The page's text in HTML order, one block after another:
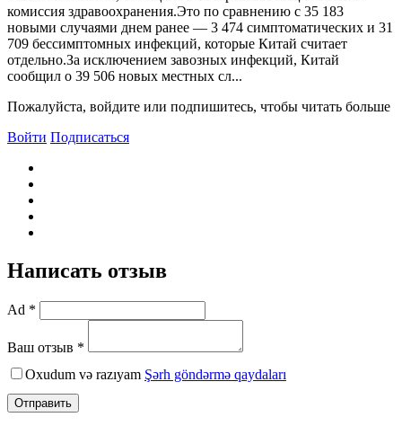
комиссия здравоохранения.Это по сравнению с 35 183
новыми случаями днем ​​ранее — 3 474 симптоматических и 31
709 бессимптомных инфекций, которые Китай считает
отдельно.За исключением завозных инфекций, Китай
сообщил о 39 506 новых местных сл...
Пожалуйста, войдите или подпишитесь, чтобы читать больше
Войти Подписаться
Написать отзыв
Ad *
Ваш отзыв *
Oxudum və razıyam Şərh göndərmə qaydaları
Отправить